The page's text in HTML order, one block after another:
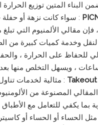
البناء المتين توزيع
: سواء كانت نزهة أو حفلة
مقالي الألمنيوم التي تبلغ
لنقل وخدمة كميات كبيرة من
للحفاظ على الحرارة ،
، ويسهل التخلص منها
: مثالية لخدمات
المصنوعة من الألومنيوم
بما يكفي للتعامل مع الأطباق
مثل الحساء أو الحساء أو